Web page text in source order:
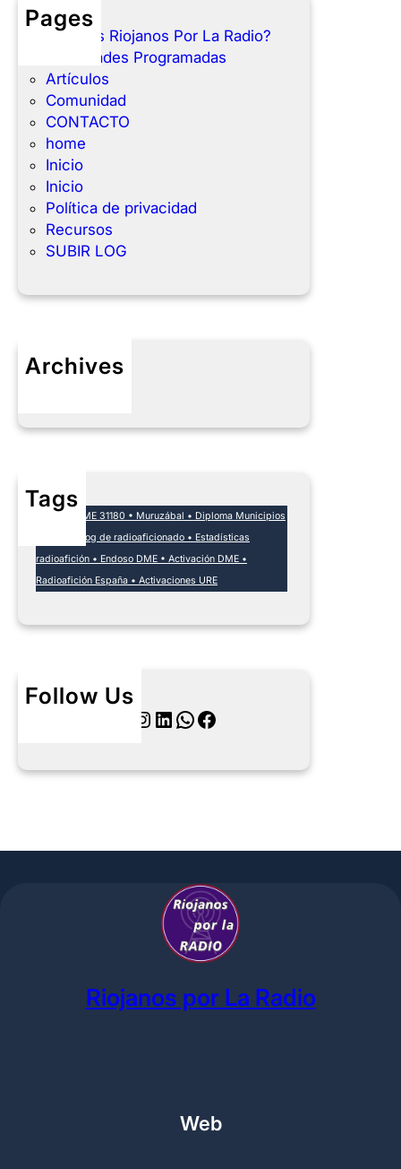
Pages
¿Que es Riojanos Por La Radio?
Actividades Programadas
Artículos
Comunidad
CONTACTO
home
Inicio
Inicio
Política de privacidad
Recursos
SUBIR LOG
Archives
Tags
EA1DA • DME 31180 • Muruzábal • Diploma Municipios
España • Log de radioaficionado • Estadísticas
radioafición • Endoso DME • Activación DME •
Radioafición España • Activaciones URE
Follow Us
Instagram LinkedIn WhatsApp Facebook
Riojanos por La Radio
Web